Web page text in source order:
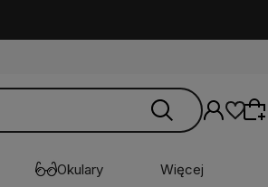
Okulary Więcej